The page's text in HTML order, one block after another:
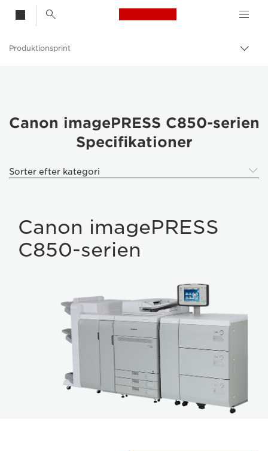
Canon Logo, back
Skift
Erhvervsprodukter
Produktionsprint
Canon imagePRESS C850-serien
Specifikationer
Sorter efter kategori
Canon imagePRESS
C850-serien